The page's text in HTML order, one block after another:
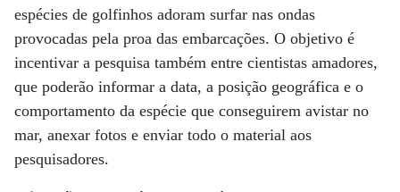
espécies de golfinhos adoram surfar nas ondas
provocadas pela proa das embarcações. O objetivo é
incentivar a pesquisa também entre cientistas amadores,
que poderão informar a data, a posição geográfica e o
comportamento da espécie que conseguirem avistar no
mar, anexar fotos e enviar todo o material aos
pesquisadores.